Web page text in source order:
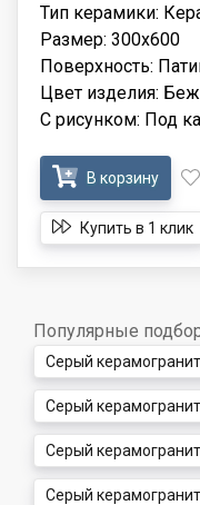
Тип керамики:
Размер: 300x600
Поверхность:
Цвет изделия:
С рисунком: Под
В корзину
Купить в 1 клик
Популярные
Серый
Серый
Серый
Серый